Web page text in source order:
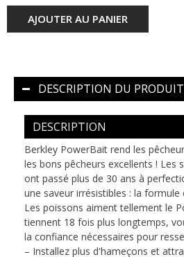
AJOUTER AU PANIER
DESCRIPTION DU PRODUIT
DESCRIPTION
Berkley PowerBait rend les
les bons pêcheurs excellents ! Les
ont passé plus de 30 ans à
une saveur irrésistibles : la formule
Les poissons aiment tellement le
tiennent 18 fois plus longtemps,
la confiance nécessaires pour
– Installez plus d'hameçons et